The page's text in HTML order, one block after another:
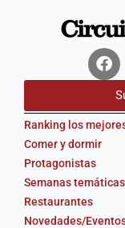
Ranking los
Comer y dormir
Protagonistas
Semanas temáticas
Restaurantes
Novedades/